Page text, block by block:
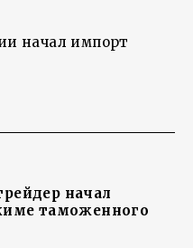
начал импорт
начал
таможенного